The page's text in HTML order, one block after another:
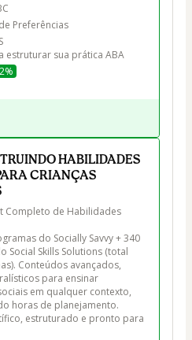
Preferências
estruturar sua prática ABA
HABILIDADES
CRIANÇAS
Completo de Habilidades
do Socially Savvy + 340
Social Skills Solutions (total
Conteúdos avançados,
para ensinar
em qualquer contexto,
horas de planejamento.
estruturado e pronto para